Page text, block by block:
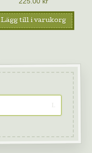
Lägg till i varukorg